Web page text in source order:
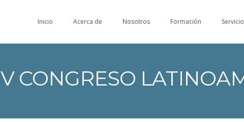
Inicio Acerca de Nosotros Formación
V CONGRESO